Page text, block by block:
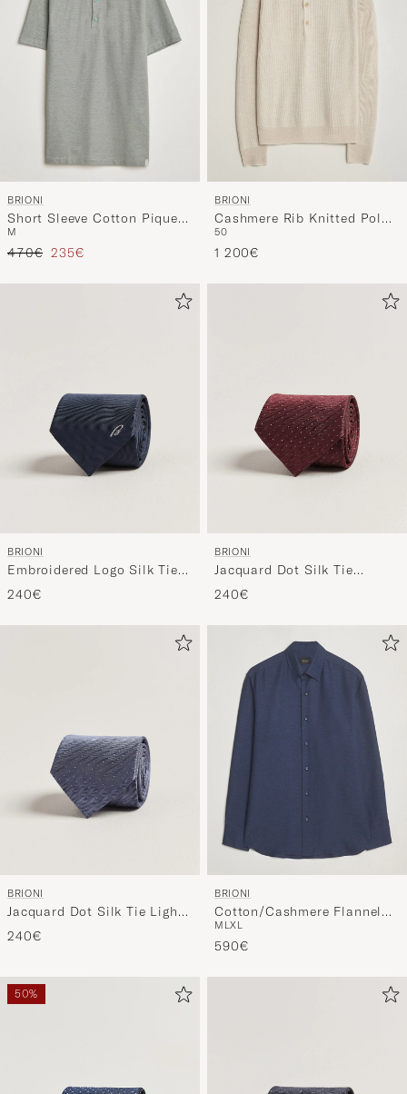
BRIONI
Short Sleeve Cotton Piquet
M
Regulärer Preis
470€ Reduzierter Preis
235€
BRIONI
Cashmere Rib Knitted Polo
Light Beige
50
1 200€
BRIONI
Embroidered Logo Silk Tie
Navy
240€
BRIONI
Jacquard Dot Silk Tie
Burgundy
240€
BRIONI
Jacquard Dot Silk Tie Light
Blue
240€
BRIONI
Cotton/Cashmere Flannel
Shirt Navy
M LXL
590€
50%